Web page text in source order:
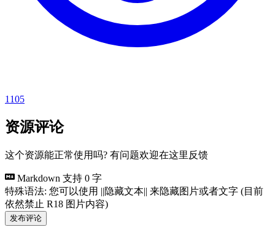
1105
资源评论
这个资源能正常使用吗? 有问题欢迎在这里反馈
Markdown 支持 0 字
特殊语法: 您可以使用 ||隐藏文本|| 来隐藏图片或者文字 (目前
依然禁止 R18 图片内容)
发布评论